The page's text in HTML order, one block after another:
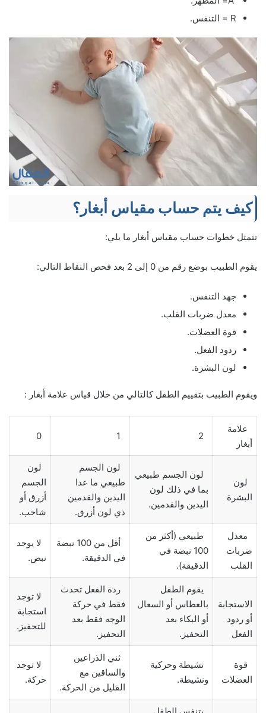
R = التنفس.
كيف يتم حساب مقياس أبغار؟
تتمثل خطوات حساب مقياس أبغار ما يلي:
يقوم الطبيب بوضع رقم من 0 إلى 2 بعد فحص النقاط التالي:
جهد التنفس.
معدل ضربات القلب.
قوة العضلات.
ردود الفعل.
لون البشرة.
ويقوم الطبيب بتقييم الطفل كالتالي من خلال قياس علامة أبغار :
علامة
أبغار
0
لون
البشرة
لون الجسم طبيعي
بما في ذلك لون
اليدين والقدمين.
لون الجسم
طبيعي ما عدا
اليدين والقدمين
ذي لون أزرق.
لون
الجسم
أزرق أو
شاحب.
معدل
ضربات
القلب
طبيعي (أكثر من
100 نبضة في
الدقيقة).
أقل من 100 نبضة
في الدقيقة.
لا يوجد
نبض.
الاستجابة
أو ردود
الفعل
يقوم الطفل
بالعطاس أو السعال
أو البكاء بعد
التحفيز.
ردة الفعل تحدث
فقط في حركة
الوجه فقط بعد
التحفيز.
لا توجد
استجابة
للتحفيز.
قوة
العضلات
نشيطة وحركية
ونشيطة.
ثني الذراعين
والساقين مع
القليل من الحركة.
لا توجد
حركة.